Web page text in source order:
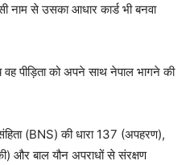
नाम से उसका आधार कार्ड भी बनवा
वह पीड़िता को अपने साथ नेपाल भागने की
(BNS) की धारा 137 (अपहरण),
और बाल यौन अपराधों से संरक्षण